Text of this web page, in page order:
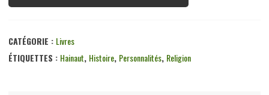
CATÉGORIE : Livres
ÉTIQUETTES : Hainaut, Histoire, Personnalités, Religion